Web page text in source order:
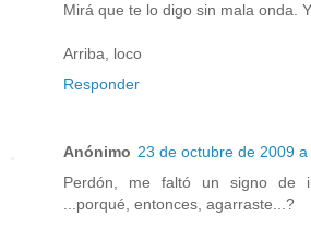
Mirá que te lo digo sin mala onda.
Arriba, loco
Responder
Anónimo 23 de octubre de 2009
Perdón, me faltó un signo de
...porqué, entonces, agarraste...?